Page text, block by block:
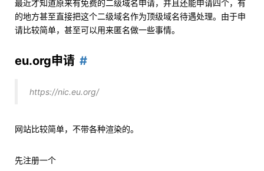
最近才知道原来有免费的二级域名申请，并且还能申请四个，有
的地方甚至直接把这个二级域名作为顶级域名待遇处理。由于申
请比较简单，甚至可以用来匿名做一些事情。
eu.org申请
https://nic.eu.org/
网站比较简单，不带各种渲染的。
先注册一个